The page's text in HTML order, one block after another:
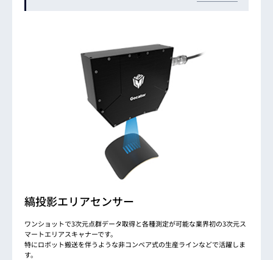
縞投影エリアセンサー
ワンショットで3次元点群データ取得と各種測定が可能な業界初の3次元ス
マートエリアスキャナーです。
特にロボット搬送を伴うような非コンベア式の生産ラインなどで活躍しま
す。